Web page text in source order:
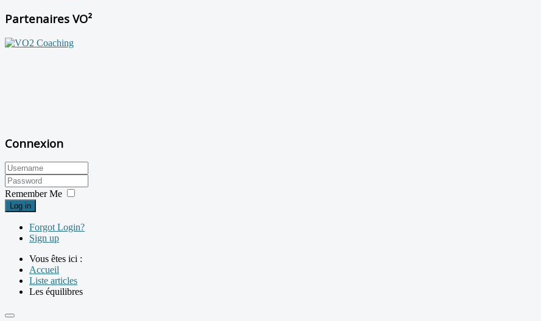
Partenaires VO²
Connexion
Remember Me
Log in
Forgot Login?
Sign up
Vous êtes ici :
Accueil
Liste articles
Les équilibres